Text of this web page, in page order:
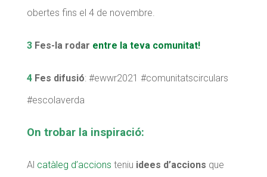
obertes fins el 4 de novembre.
3 Fes-la rodar entre la teva comunitat!
4 Fes difusió: #ewwr2021 #comunitatscirculars
#escolaverda
On trobar la inspiració:
Al catàleg d’accions teniu idees d’accions que
COL·LABORA
Treballa amb nosaltres
COL·LABORA
Treballa amb nosaltres